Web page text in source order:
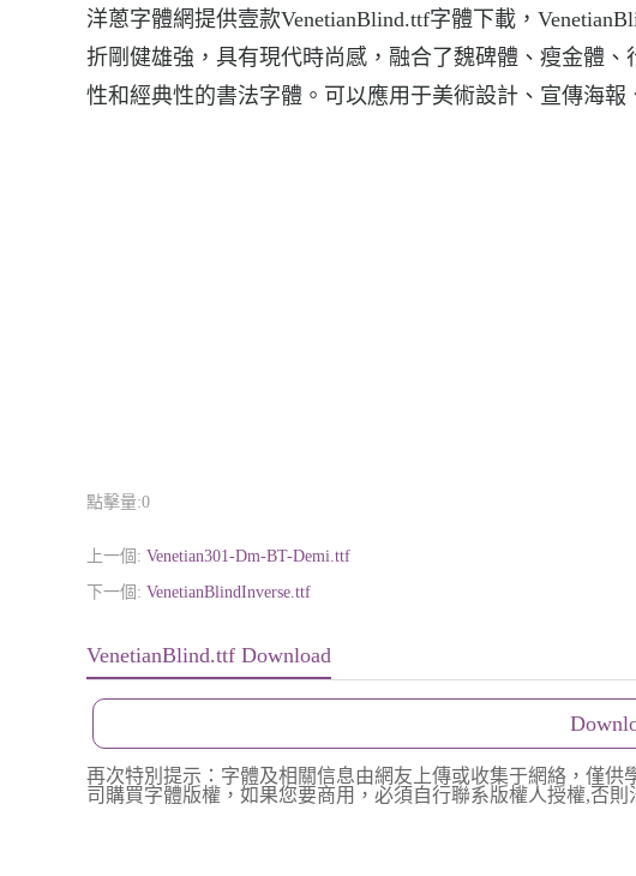
洋蔥字體網提供壹款VenetianBlind.ttf字體下載，
折剛健雄強，具有現代時尚感，融合了魏碑體、瘦金體
性和經典性的書法字體。可以應用于美術設計、宣傳海報
點擊量:0
上一個: Venetian301-Dm-BT-Demi.ttf
下一個: VenetianBlindInverse.ttf
VenetianBlind.ttf Download
再次特別提示：字體及相關信息由網友上傳或收集于網絡，僅
司購買字體版權，如果您要商用，必須自行聯系版權人授權,否則